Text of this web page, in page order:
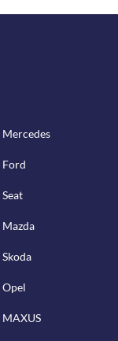
Mercedes
Ford
Seat
Mazda
Skoda
Opel
MAXUS